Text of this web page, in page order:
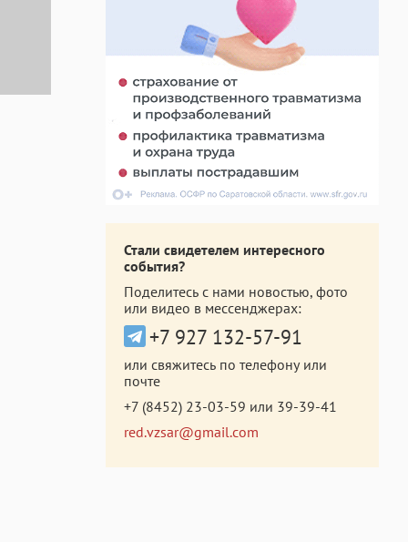
Стали свидетелем интересного
события?
Поделитесь с нами новостью, фото
или видео в мессенджерах:
+7 927 132-57-91
или свяжитесь по телефону или
почте
+7 (8452) 23-03-59 или 39-39-41
red.vzsar@gmail.com